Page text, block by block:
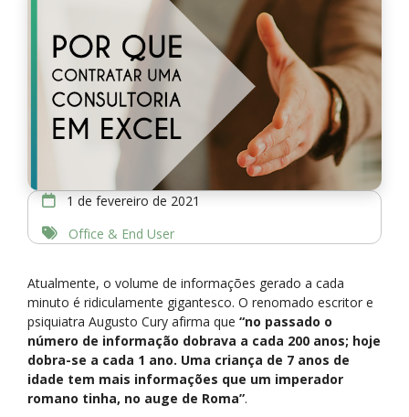
1 de fevereiro de 2021
Office & End User
Atualmente, o volume de informações gerado a cada
minuto é ridiculamente gigantesco. O renomado escritor e
psiquiatra Augusto Cury afirma que “no passado o
número de informação dobrava a cada 200 anos; hoje
dobra-se a cada 1 ano. Uma criança de 7 anos de
idade tem mais informações que um imperador
romano tinha, no auge de Roma”.